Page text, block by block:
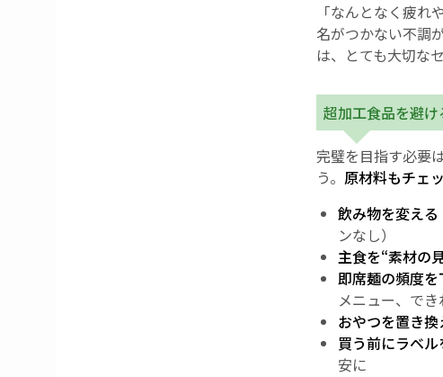
「なんとなく疲
名がつかない不調
は、とても大切な
超加工食品を避け
完璧を目指す必要
う。 原材料もチェ
飲み物を変える
ンなし）
主食を“素材の
即席麺の頻度を
メニュー、でき
おやつを置き換
買う前にラベル
安に